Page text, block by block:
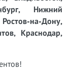
Нижний
на-Дону,
Краснодар,